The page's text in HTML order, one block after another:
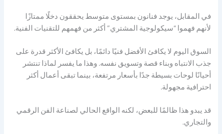
في المقابل، يوجد فنانون بمستوى متوسط يحققون دخلًا ممتازًا
لأنهم فهموا “سيكولوجية المشتري” أكثر من فهمهم للتقنيات الفنية.
السوق اليوم لا يكافئ الأفضل فنيًا دائمًا، بل يكافئ الأكثر قدرة على
جذب الانتباه وبناء قصة وتسويق نفسه. وهذا ما يفسر لماذا تنتشر
أحيانًا لوحات بسيطة جدًا بأسعار مرتفعة، بينما تبقى أعمال أكثر
احترافية مجهولة.
قد يبدو هذا ظالمًا للبعض، لكنه الواقع الحالي لصناعة الفن الرقمي
والتجاري.